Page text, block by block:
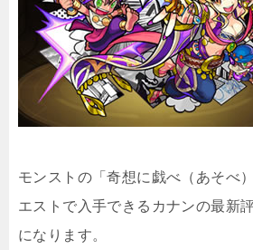
モンストの「奇想に戯べ（あそべ
エストで入手できるカナンの最新
になります。